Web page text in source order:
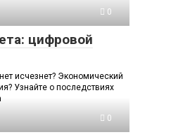
0
цифровой
исчезнет? Экономический
Узнайте о последствиях
0